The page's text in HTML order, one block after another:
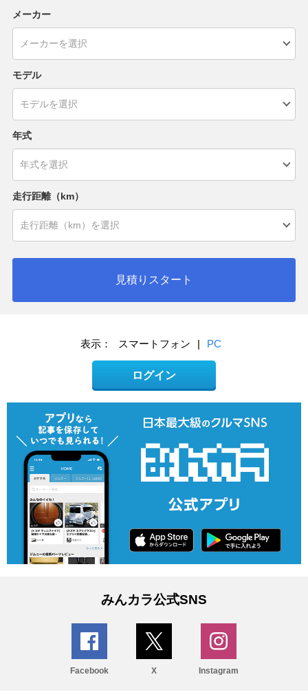
メーカー
モデル
年式
走行距離（km）
見積りスタート
表示： スマートフォン | PC
ログイン
みんカラ公式SNS
Facebook X Instagram